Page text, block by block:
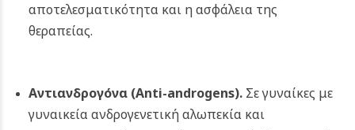
αποτελεσματικότητα και η ασφάλεια της
θεραπείας.
Αντιανδρογόνα (Anti-androgens).Σε γυναίκες με
γυναικεία ανδρογενετική αλωπεκία και